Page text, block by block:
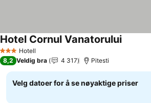
3 StjernerHotell
Hotel Cornul VanatoruluiSe priser
8,2 Veldig bra 4 317 Pitesti
Velg datoer for å se nøyaktige priser